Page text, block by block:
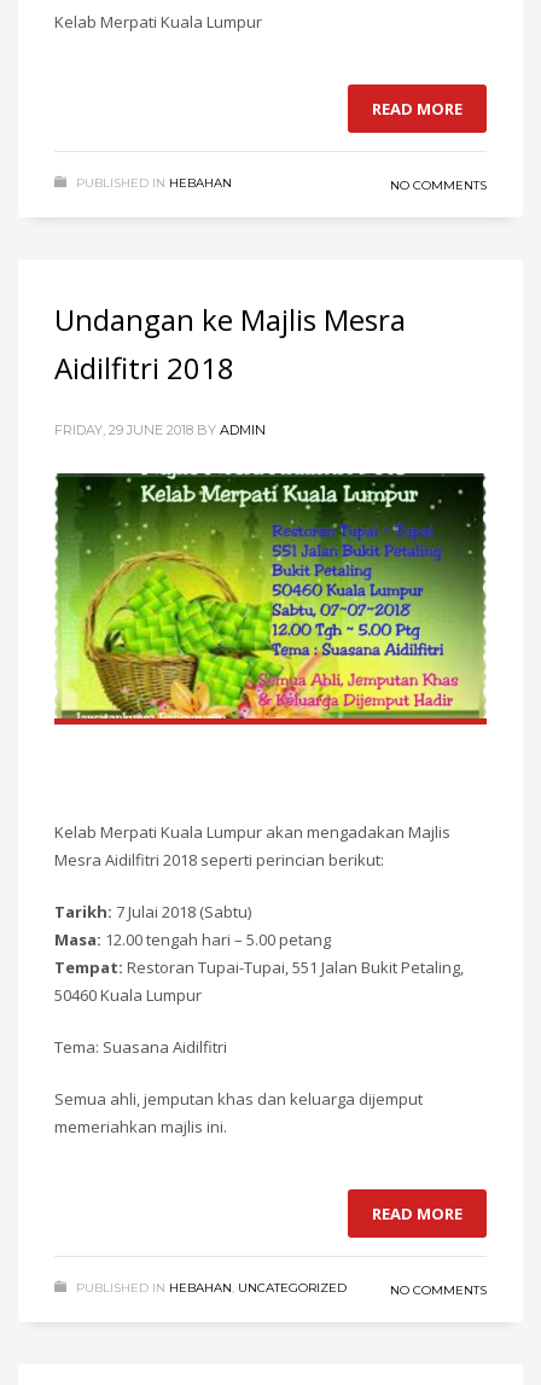
Kelab Merpati Kuala Lumpur
READ MORE
PUBLISHED IN HEBAHAN NO COMMENTS
Undangan ke Majlis Mesra
Aidilfitri 2018
FRIDAY, 29 JUNE 2018 BY ADMIN
Kelab Merpati Kuala Lumpur akan mengadakan Majlis
Mesra Aidilfitri 2018 seperti perincian berikut:
Tarikh: 7 Julai 2018 (Sabtu)
Masa: 12.00 tengah hari – 5.00 petang
Tempat: Restoran Tupai-Tupai, 551 Jalan Bukit Petaling,
50460 Kuala Lumpur
Tema: Suasana Aidilfitri
Semua ahli, jemputan khas dan keluarga dijemput
memeriahkan majlis ini.
READ MORE
PUBLISHED IN HEBAHAN UNCATEGORIZED NO COMMENTS